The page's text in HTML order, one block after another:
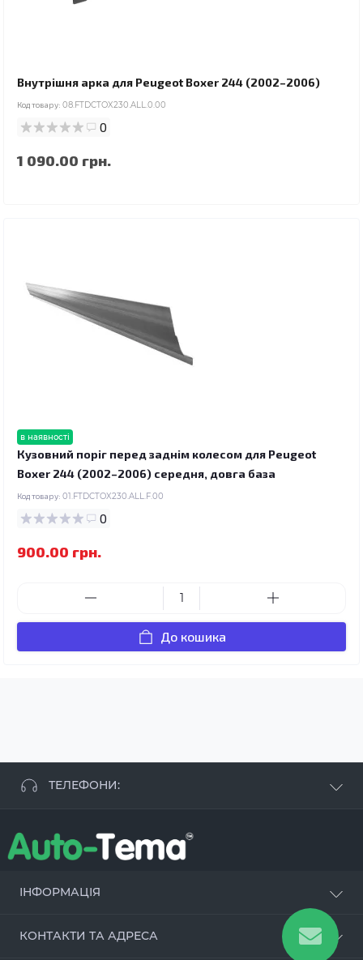
Внутрішня арка для Peugeot Boxer 244 (2002–2006)
Код товару: 08.FTDCTOX230.ALL.0.00
0
1 090.00 грн.
в наявності
Кузовний поріг перед заднім колесом для Peugeot
Boxer 244 (2002–2006) середня, довга база
Код товару: 01.FTDCTOX230.ALL.F.00
0
900.00 грн.
До кошика
ТЕЛЕФОНИ:
+38 096 250 84 38
+38 099 657 61 50
ІНФОРМАЦІЯ
КОНТАКТИ ТА АДРЕСА